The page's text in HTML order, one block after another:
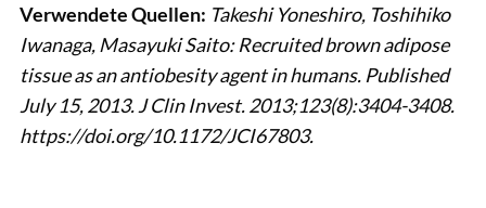
Verwendete Quellen: Takeshi Yoneshiro, Toshihiko
Iwanaga, Masayuki Saito: Recruited brown adipose
tissue as an antiobesity agent in humans. Published
July 15, 2013. J Clin Invest. 2013;123(8):3404-3408.
https://doi.org/10.1172/JCI67803.